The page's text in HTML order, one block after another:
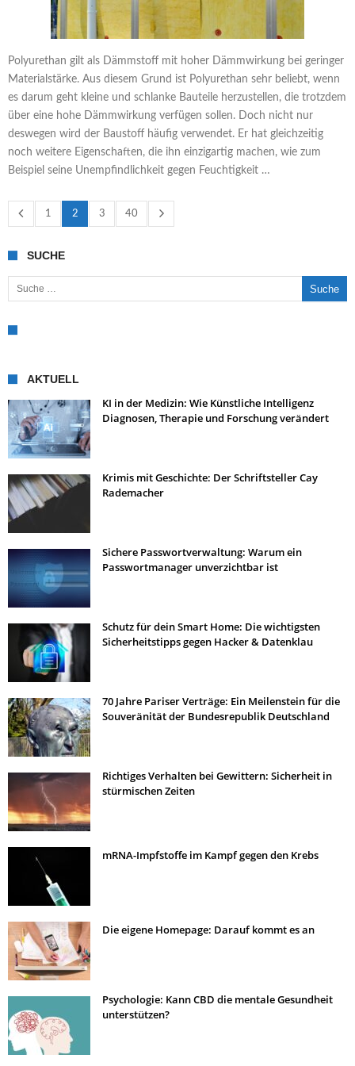
Polyurethan gilt als Dämmstoff mit hoher Dämmwirkung bei geringer
Materialstärke. Aus diesem Grund ist Polyurethan sehr beliebt, wenn
es darum geht kleine und schlanke Bauteile herzustellen, die trotzdem
über eine hohe Dämmwirkung verfügen sollen. Doch nicht nur
deswegen wird der Baustoff häufig verwendet. Er hat gleichzeitig
noch weitere Eigenschaften, die ihn einzigartig machen, wie zum
Beispiel seine Unempfindlichkeit gegen Feuchtigkeit …
1 2 3 40
SUCHE
Suche nach:
AKTUELL
KI in der Medizin: Wie Künstliche Intelligenz
Diagnosen, Therapie und Forschung verändert
Krimis mit Geschichte: Der Schriftsteller Cay
Rademacher
Sichere Passwortverwaltung: Warum ein
Passwortmanager unverzichtbar ist
Schutz für dein Smart Home: Die wichtigsten
Sicherheitstipps gegen Hacker & Datenklau
70 Jahre Pariser Verträge: Ein Meilenstein für die
Souveränität der Bundesrepublik Deutschland
Richtiges Verhalten bei Gewittern: Sicherheit in
stürmischen Zeiten
mRNA-Impfstoffe im Kampf gegen den Krebs
Die eigene Homepage: Darauf kommt es an
Psychologie: Kann CBD die mentale Gesundheit
unterstützen?